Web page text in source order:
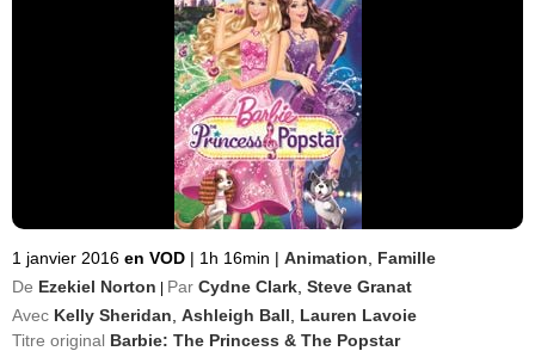
1 janvier 2016 en VOD | 1h 16min | Animation
Famille
De Ezekiel Norton Par Cydne Clark Steve Granat
Avec Kelly Sheridan Ashleigh Ball
Lauren Lavoie
Titre original Barbie: The Princess & The Popstar